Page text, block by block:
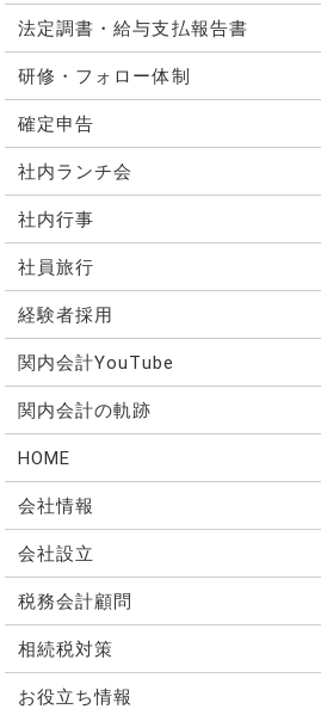
法定調書・給与支払報告書
研修・フォロー体制
確定申告
社内ランチ会
社内行事
社員旅行
経験者採用
関内会計YouTube
関内会計の軌跡
HOME
会社情報
会社設立
税務会計顧問
相続税対策
お役立ち情報